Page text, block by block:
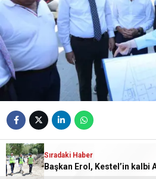
İnegöl Belediyesi’nin Alanyurt
Mahallesinde yapımına
Sıradaki Haber